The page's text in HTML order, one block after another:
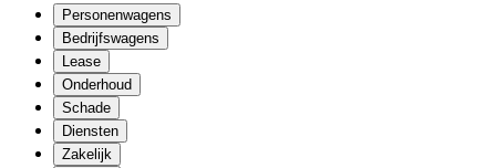
Personenwagens
Bedrijfswagens
Lease
Onderhoud
Schade
Diensten
Zakelijk